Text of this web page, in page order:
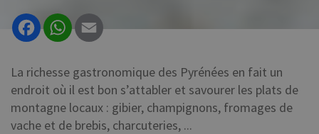
FacebookWhatsApp
La richesse gastronomique des Pyrénées en fait un
endroit où il est bon s’attabler et savourer les plats de
montagne locaux : gibier, champignons, fromages de
vache et de brebis, charcuteries, ...